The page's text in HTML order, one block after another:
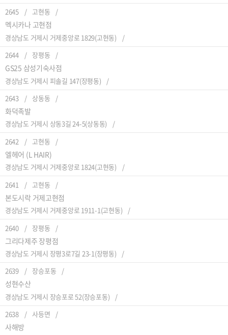
2645
고현동
멕시카나 고현점
경상남도 거제시 거제중앙로 1829(고현동)
2644
장평동
GS25 삼성기숙사점
경상남도 거제시 피솔길 147(장평동)
2643
상동동
화덕족발
경상남도 거제시 상동3길 24-5(상동동)
2642
고현동
엘헤어 (L HAIR)
경상남도 거제시 거제중앙로 1824(고현동)
2641
고현동
본도시락 거제고현점
경상남도 거제시 거제중앙로 1911-1(고현동)
2640
장평동
그리다제주 장평점
경상남도 거제시 장평3로7길 23-1(장평동)
2639
장승포동
성현수산
경상남도 거제시 장승포로 52(장승포동)
2638
사등면
사해방